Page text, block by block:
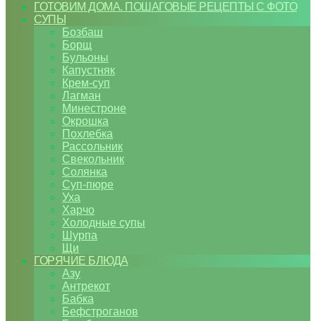
ГОТОВИМ ДОМА. ПОШАГОВЫЕ РЕЦЕПТЫ С ФОТО
СУПЫ
Бозбаш
Борщ
Бульоны
Капустняк
Крем-суп
Лагман
Минестроне
Окрошка
Похлебка
Рассольник
Свекольник
Солянка
Суп-пюре
Уха
Харчо
Холодные супы
Шурпа
Щи
ГОРЯЧИЕ БЛЮДА
Азу
Антрекот
Бабка
Бефстроганов